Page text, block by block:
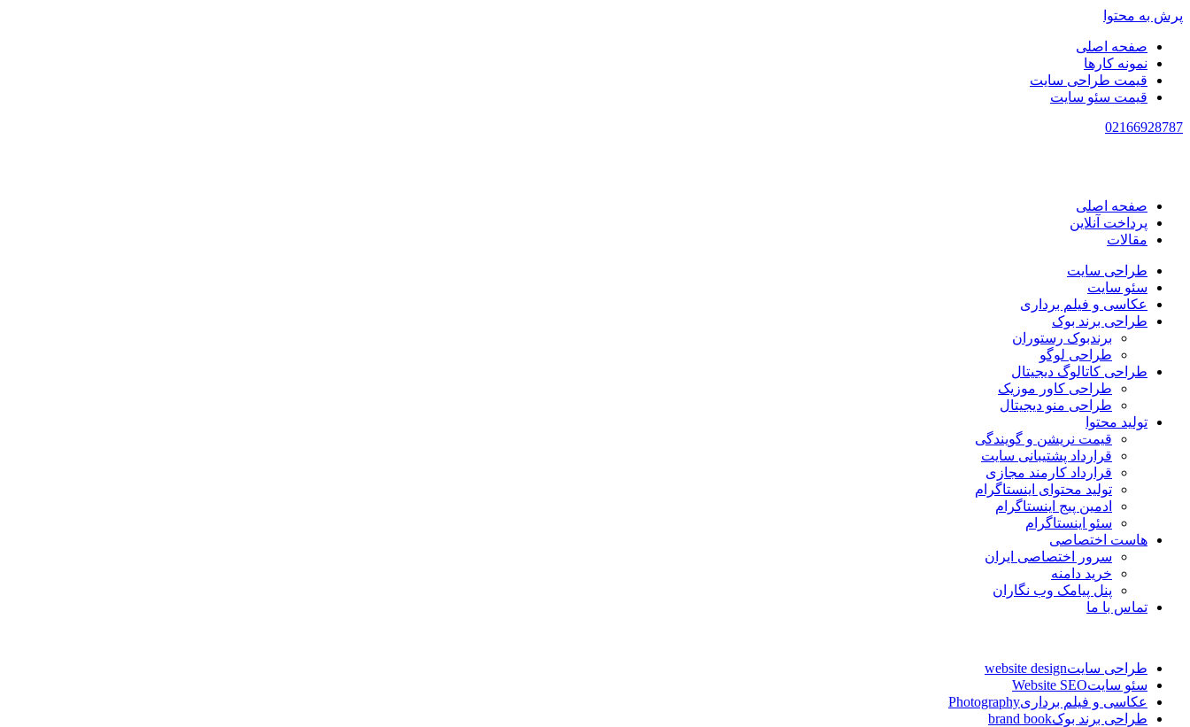
پرش به محتوا
صفحه اصلی
نمونه کارها
قیمت طراحی سایت
قیمت سئو سایت
02166928787
صفحه اصلی
پرداخت آنلاین
مقالات
طراحی سایت
سئو سایت
عکاسی و فیلم برداری
طراحی برند بوک
برندبوک رستوران
طراحی لوگو
طراحی کاتالوگ دیجیتال
طراحی کاور موزیک
طراحی منو دیجیتال
تولید محتوا
قیمت نریشن و گویندگی
قرارداد پشتیبانی سایت
قرارداد کارمند مجازی
تولید محتوای اینستاگرام
ادمین پیج اینستاگرام
سئو اینستاگرام
هاست اختصاصی
سرور اختصاصی ایران
خرید دامنه
پنل پیامک وب نگاران
تماس با ما
طراحی سایتwebsite design
سئو سایتWebsite SEO
عکاسی و فیلم برداریPhotography
طراحی برند بوکbrand book